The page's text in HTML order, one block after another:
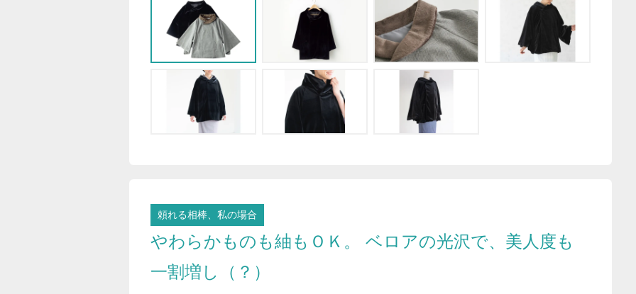
頼れる相棒、私の場合
やわらかものも紬もＯＫ。 ベロアの光沢で、美人度も
一割増し（？）